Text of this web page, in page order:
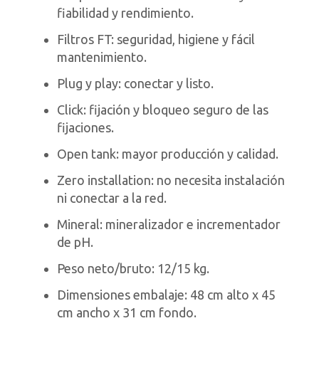
fiabilidad y rendimiento.
Filtros FT: seguridad, higiene y fácil
mantenimiento.
Plug y play: conectar y listo.
Click: fijación y bloqueo seguro de las
fijaciones.
Open tank: mayor producción y calidad.
Zero installation: no necesita instalación
ni conectar a la red.
Mineral: mineralizador e incrementador
de pH.
Peso neto/bruto: 12/15 kg.
Dimensiones embalaje: 48 cm alto x 45
cm ancho x 31 cm fondo.